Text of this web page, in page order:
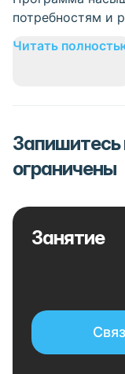
потребностям и
Читать
ограничены
Занятие